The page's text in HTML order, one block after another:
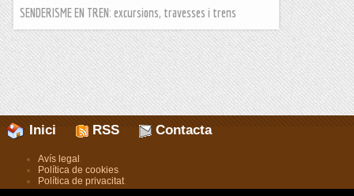
SENDERISME EN TREN: excursions, travesses i trens
Inici RSS Contacta
Avís legal .
Política de cookies.
Política de privacitat.